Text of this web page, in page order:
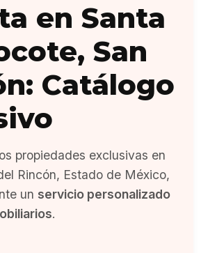
en Santa
San
Catálogo
propiedades exclusivas en
Rincón, Estado de México,
un servicio personalizado
.